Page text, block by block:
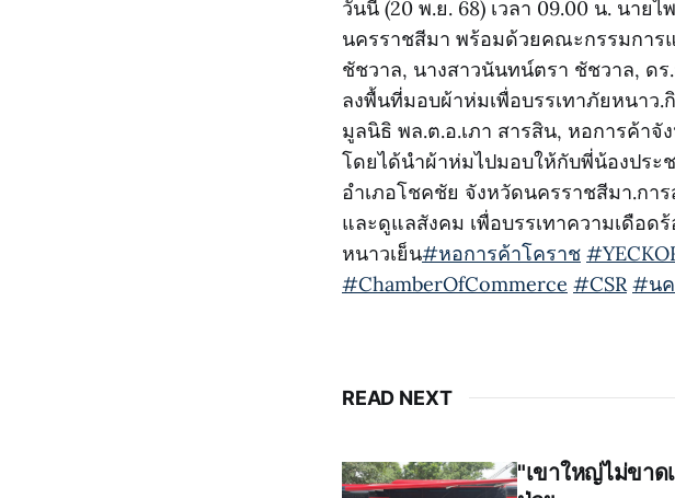
วันนี้ (20 พ.ย. 68) เวลา 09.00 น. นาย
นครราชสีมา พร้อมด้วยคณะกรรมการ
ชัชวาล, นางสาวนันทน์ตรา ชัชวาล, ด
ลงพื้นที่มอบผ้าห่มเพื่อบรรเทาภัยหนาว
มูลนิธิ พล.ต.อ.เภา สารสิน, หอการค้าจั
โดยได้นำผ้าห่มไปมอบให้กับพี่น้องปร
อำเภอโชคชัย จังหวัดนครราชสีมา.กา
และดูแลสังคม เพื่อบรรเทาความเดือ
หนาวเย็น#หอการค้าโคราช
#ChamberOfCommerce #CSR #นค
READ NEXT
"เขาใหญ่ไม่ขาด